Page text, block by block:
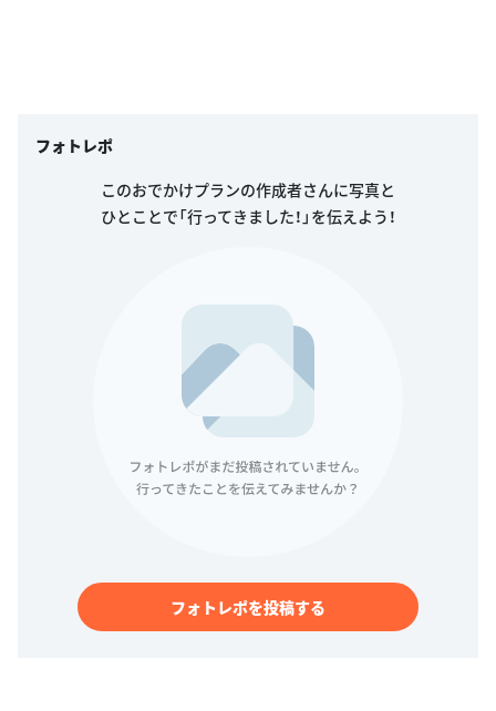
フォトレポ
このおでかけプランの作成者さんに写真と
ひとことで「行ってきました！」を伝えよう！
フォトレポを投稿する